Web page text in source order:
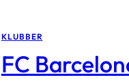
KLUBBER
FC